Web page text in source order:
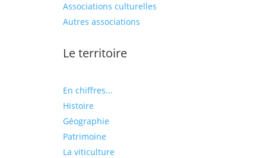
Associations culturelles
Autres associations
Le territoire
En chiffres...
Histoire
Géographie
Patrimoine
La viticulture